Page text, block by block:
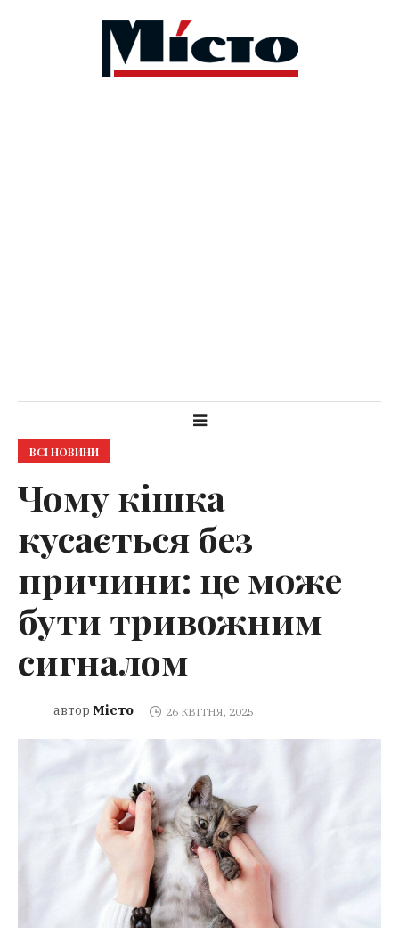
ВСІ НОВИНИ
Чому кішка
кусається без
причини: це може
бути тривожним
сигналом
автор Місто 26 КВІТНЯ, 2025